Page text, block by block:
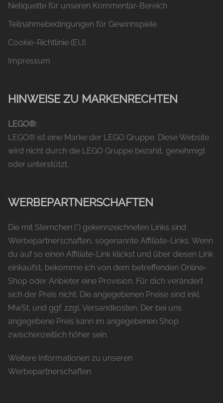
Netiquette für unseren Kommentar-Bereich
Teilnahmebedingungen für Gewinnspiele
Cookie-Richtlinie (EU)
Impressum
HINWEISE ZU MARKENRECHTEN
LEGO®:
LEGO® ist eine Marke der LEGO Gruppe. Diese Website
wird nicht durch die LEGO Gruppe bezahlt, genehmigt
oder unterstützt.
WERBEPARTNERSCHAFTEN
Die mit Sternchen (*) gekennzeichneten Links sind
Werbepartnerschaften, sogenannte Affiliate-Links. Wenn
du auf so einen Affiliate-Link klickst und über diesen Link
einkaufst, bekomme ich von dem betreffenden Online-
Shop oder Anbieter eine Provision. Für dich verändert
sich der Preis nicht. Die angegebenen Preise sind inkl.
MwSt. und ggf. zzgl. Versandkosten. Der bei uns
angegebene Preis kann im angegebenen Shop
zwischenzeitlich höher sein.
Weitere Informationen zu unseren
Werbepartnerschaften